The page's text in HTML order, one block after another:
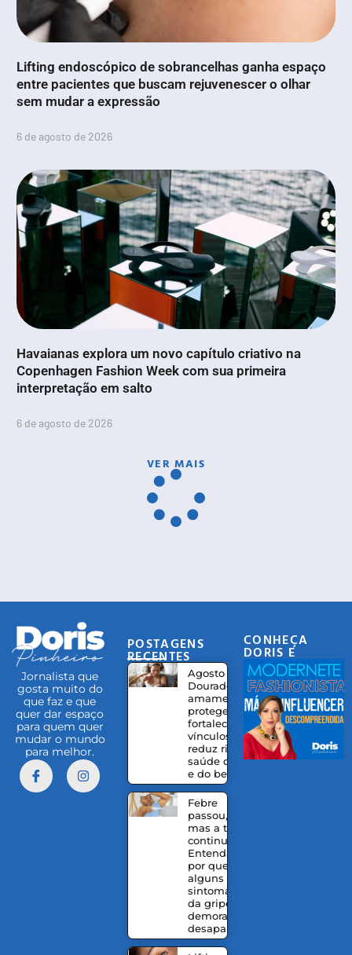
Lifting endoscópico de sobrancelhas ganha espaço
entre pacientes que buscam rejuvenescer o olhar
sem mudar a expressão
6 de agosto de 2026
Havaianas explora um novo capítulo criativo na
Copenhagen Fashion Week com sua primeira
interpretação em salto
6 de agosto de 2026
VER MAIS
Jornalista que
gosta muito do
que faz e que
quer dar espaço
para quem quer
mudar o mundo
para melhor.
POSTAGENS
RECENTES
Agosto
Dourado:
amamentação
protege,
fortalece
vínculos e
reduz riscos à
saúde da mãe
e do bebê
Febre
passou,
mas a tosse
continua?
Entenda
por que
alguns
sintomas
da gripe
demoram a
desaparecer
CONHEÇA
DORIS E
EQUIPE